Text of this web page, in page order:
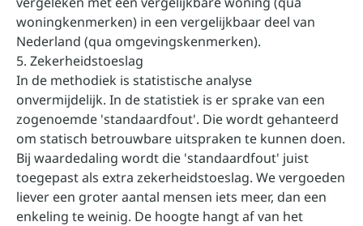
woningkenmerken) in een vergelijkbaar deel van
Nederland (qua omgevingskenmerken).
5. Zekerheidstoeslag
In de methodiek is statistische analyse
onvermijdelijk. In de statistiek is er sprake van een
zogenoemde 'standaardfout'. Die wordt gehanteerd
om statisch betrouwbare uitspraken te kunnen doen.
Bij waardedaling wordt die 'standaardfout' juist
toegepast als extra zekerheidstoeslag. We vergoeden
liever een groter aantal mensen iets meer, dan een
enkeling te weinig. De hoogte hangt af van het